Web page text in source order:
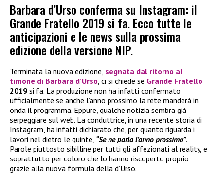
Barbara d’Urso conferma su Instagram: il
Grande Fratello 2019 si fa. Ecco tutte le
anticipazioni e le news sulla prossima
edizione della versione NIP.
Terminata la nuova edizione, segnata dal ritorno al
timone di Barbara d’Urso, ci si chiede se Grande Fratello
2019 si fa. La produzione non ha infatti confermato
ufficialmente se anche l’anno prossimo la rete manderà in
onda il programma. Eppure, qualche notizia sembra già
serpeggiare sul web. La conduttrice, in una recente storia di
Instagram, ha infatti dichiarato che, per quanto riguarda i
lavori nel dietro le quinte, “Se ne parla l’anno prossimo”.
Parole piuttosto sibilline per tutti gli affezionati al reality, e
soprattutto per coloro che lo hanno riscoperto proprio
grazie alla nuova formula della d’Urso.